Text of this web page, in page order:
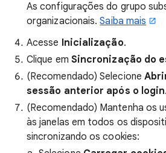
As configurações do grupo
organizacionais.Saiba mais
Acesse Inicialização.
Clique em Sincronização do
(Recomendado) Selecione
sessão anterior após o login.
(Recomendado) Mantenha os
às janelas em todos os
sincronizando os cookies: